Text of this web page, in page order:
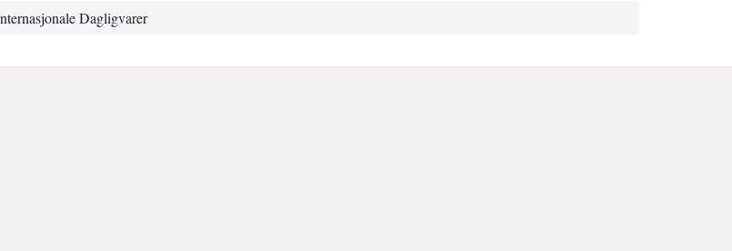
Dagligvarer